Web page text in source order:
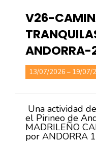
V26-
ANDORRA-
13/07/2026 – 19/07/
Una actividad
el Pirineo de
MADRILEÑO
por ANDORRA